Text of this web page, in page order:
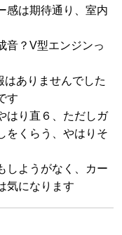
感は期待通り、室内
音？V型エンジンっ
ありませんでした
す
はり直６、ただしガ
をくらう、やはりそ
しようがなく、カー
気になります